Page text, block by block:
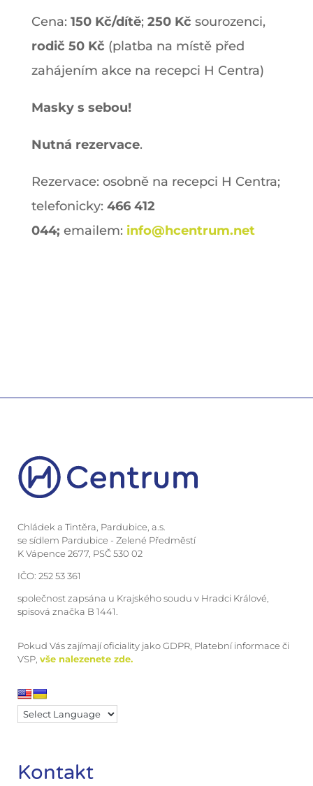
Cena: 150 Kč/dítě; 250 Kč sourozenci,
rodič 50 Kč (platba na místě před
zahájením akce na recepci H Centra)
Masky s sebou!
Nutná rezervace.
Rezervace: osobně na recepci H Centra;
telefonicky: 466 412
044; emailem: info@hcentrum.net
Chládek a Tintěra, Pardubice, a.s.
se sídlem Pardubice - Zelené Předměstí
K Vápence 2677, PSČ 530 02
IČO: 252 53 361
společnost zapsána u Krajského soudu v Hradci Králové,
spisová značka B 1441.
Pokud Vás zajímají oficiality jako GDPR, Platební informace či
VSP, vše nalezenete zde.
Kontakt